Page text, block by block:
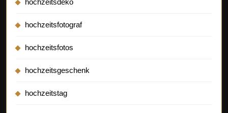
hochzeitsdeko
hochzeitsfotograf
hochzeitsfotos
hochzeitsgeschenk
hochzeitstag